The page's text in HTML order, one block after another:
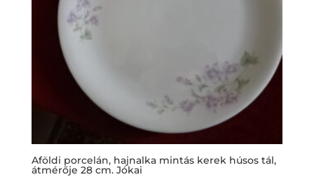
Aföldi porcelán, hajnalka mintás kerek húsos tál,
átmérője 28 cm. Jókai